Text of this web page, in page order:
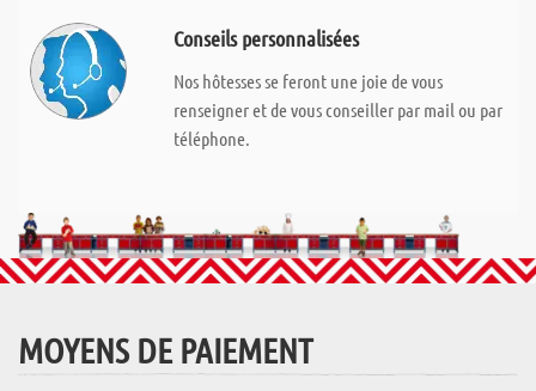
Conseils personnalisées
Nos hôtesses se feront une joie de vous
renseigner et de vous conseiller par mail ou par
téléphone.
MOYENS DE PAIEMENT